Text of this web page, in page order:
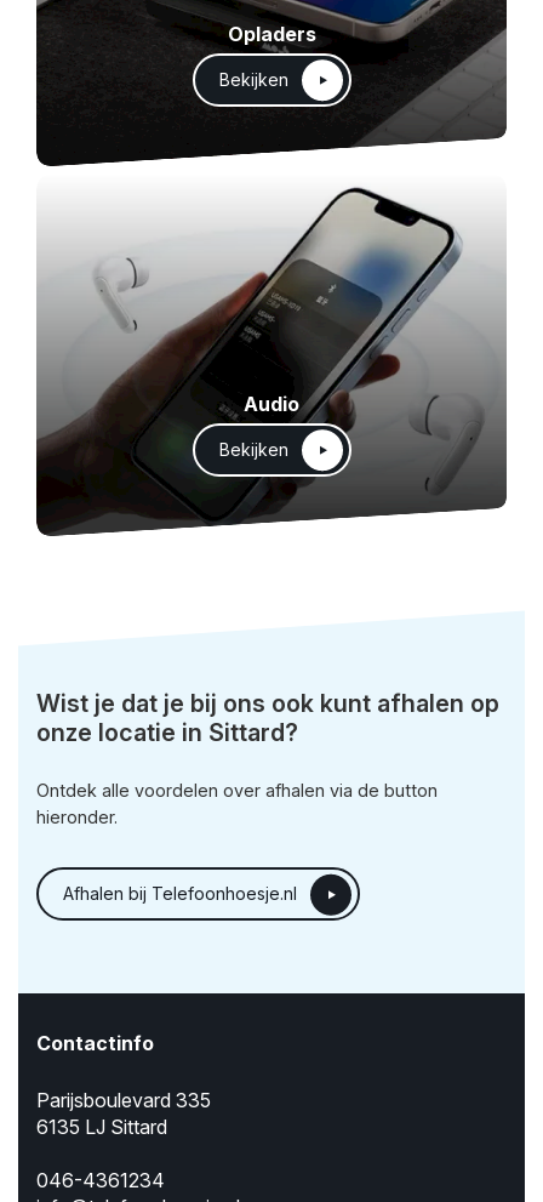
Opladers
Bekijken
Audio
Bekijken
Wist je dat je bij ons ook kunt afhalen op
onze locatie in Sittard?
Ontdek alle voordelen over afhalen via de button
hieronder.
Afhalen bij Telefoonhoesje.nl
Contactinfo
Parijsboulevard 335
6135 LJ Sittard
046-4361234